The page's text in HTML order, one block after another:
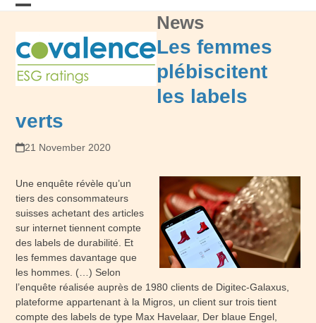
Skip
mobile
menu
mobile
menu
News
Les femmes
plébiscitent
les labels
verts
21 November 2020
Une enquête révèle qu’un
tiers des consommateurs
suisses achetant des articles
sur internet tiennent compte
des labels de durabilité. Et
les femmes davantage que
les hommes. (…) Selon
l’enquête réalisée auprès de 1980 clients de Digitec-Galaxus,
plateforme appartenant à la Migros, un client sur trois tient
compte des labels de type Max Havelaar, Der blaue Engel,